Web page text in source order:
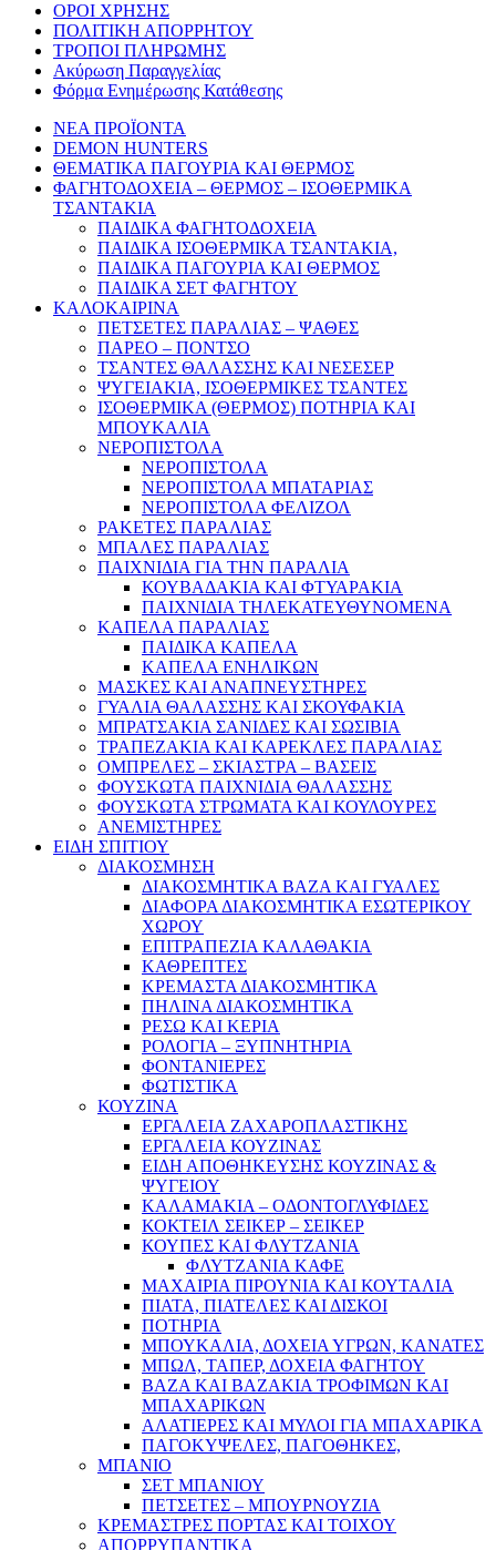
ΟΡΟΙ ΧΡΗΣΗΣ
ΠΟΛΙΤΙΚΗ ΑΠΟΡΡΗΤΟΥ
ΤΡΟΠΟΙ ΠΛΗΡΩΜΗΣ
Ακύρωση Παραγγελίας
Φόρμα Ενημέρωσης Κατάθεσης
ΝΕΑ ΠΡΟΪΟΝΤΑ
DEMON HUNTERS
ΘΕΜΑΤΙΚΑ ΠΑΓΟΥΡΙΑ ΚΑΙ ΘΕΡΜΟΣ
ΦΑΓΗΤΟΔΟΧΕΙΑ – ΘΕΡΜΟΣ – ΙΣΟΘΕΡΜΙΚΑ
ΤΣΑΝΤΑΚΙΑ
ΠΑΙΔΙΚΑ ΦΑΓΗΤΟΔΟΧΕΙΑ
ΠΑΙΔΙΚΑ ΙΣΟΘΕΡΜΙΚΑ ΤΣΑΝΤΑΚΙΑ,
ΠΑΙΔΙΚΑ ΠΑΓΟΥΡΙΑ ΚΑΙ ΘΕΡΜΟΣ
ΠΑΙΔΙΚΑ ΣΕΤ ΦΑΓΗΤΟΥ
ΚΑΛΟΚΑΙΡΙΝΑ
ΠΕΤΣΕΤΕΣ ΠΑΡΑΛΙΑΣ – ΨΑΘΕΣ
ΠΑΡΕΟ – ΠΟΝΤΣΟ
ΤΣΑΝΤΕΣ ΘΑΛΑΣΣΗΣ ΚΑΙ ΝΕΣΕΣΕΡ
ΨΥΓΕΙΑΚΙΑ, ΙΣΟΘΕΡΜΙΚΕΣ ΤΣΑΝΤΕΣ
ΙΣΟΘΕΡΜΙΚΑ (ΘΕΡΜΟΣ) ΠΟΤΗΡΙΑ ΚΑΙ
ΜΠΟΥΚΑΛΙΑ
ΝΕΡΟΠΙΣΤΟΛΑ
ΝΕΡΟΠΙΣΤΟΛΑ
ΝΕΡΟΠΙΣΤΟΛΑ ΜΠΑΤΑΡΙΑΣ
ΝΕΡΟΠΙΣΤΟΛΑ ΦΕΛΙΖΟΛ
ΡΑΚΕΤΕΣ ΠΑΡΑΛΙΑΣ
ΜΠΑΛΕΣ ΠΑΡΑΛΙΑΣ
ΠΑΙΧΝΙΔΙΑ ΓΙΑ ΤΗΝ ΠΑΡΑΛΙΑ
ΚΟΥΒΑΔΑΚΙΑ ΚΑΙ ΦΤΥΑΡΑΚΙΑ
ΠΑΙΧΝΙΔΙΑ ΤΗΛΕΚΑΤΕΥΘΥΝΟΜΕΝΑ
ΚΑΠΕΛΑ ΠΑΡΑΛΙΑΣ
ΠΑΙΔΙΚΑ ΚΑΠΕΛΑ
ΚΑΠΕΛΑ ΕΝΗΛΙΚΩΝ
ΜΑΣΚΕΣ ΚΑΙ ΑΝΑΠΝΕΥΣΤΗΡΕΣ
ΓΥΑΛΙΑ ΘΑΛΑΣΣΗΣ ΚΑΙ ΣΚΟΥΦΑΚΙΑ
ΜΠΡΑΤΣΑΚΙΑ ΣΑΝΙΔΕΣ ΚΑΙ ΣΩΣΙΒΙΑ
ΤΡΑΠΕΖΑΚΙΑ ΚΑΙ ΚΑΡΕΚΛΕΣ ΠΑΡΑΛΙΑΣ
ΟΜΠΡΕΛΕΣ – ΣΚΙΑΣΤΡΑ – ΒΑΣΕΙΣ
ΦΟΥΣΚΩΤΑ ΠΑΙΧΝΙΔΙΑ ΘΑΛΑΣΣΗΣ
ΦΟΥΣΚΩΤΑ ΣΤΡΩΜΑΤΑ ΚΑΙ ΚΟΥΛΟΥΡΕΣ
ΑΝΕΜΙΣΤΗΡΕΣ
ΕΙΔΗ ΣΠΙΤΙΟΥ
ΔΙΑΚΟΣΜΗΣΗ
ΔΙΑΚΟΣΜΗΤΙΚΑ ΒΑΖΑ ΚΑΙ ΓΥΑΛΕΣ
ΔΙΑΦΟΡΑ ΔΙΑΚΟΣΜΗΤΙΚΑ ΕΣΩΤΕΡΙΚΟΥ
ΧΩΡΟΥ
ΕΠΙΤΡΑΠΕΖΙΑ ΚΑΛΑΘΑΚΙΑ
ΚΑΘΡΕΠΤΕΣ
ΚΡΕΜΑΣΤΑ ΔΙΑΚΟΣΜΗΤΙΚΑ
ΠΗΛΙΝΑ ΔΙΑΚΟΣΜΗΤΙΚΑ
ΡΕΣΩ ΚΑΙ ΚΕΡΙΑ
ΡΟΛΟΓΙΑ – ΞΥΠΝΗΤΗΡΙΑ
ΦΟΝΤΑΝΙΕΡΕΣ
ΦΩΤΙΣΤΙΚΑ
ΚΟΥΖΙΝΑ
ΕΡΓΑΛΕΙΑ ΖΑΧΑΡΟΠΛΑΣΤΙΚΗΣ
ΕΡΓΑΛΕΙΑ ΚΟΥΖΙΝΑΣ
ΕΙΔΗ ΑΠΟΘΗΚΕΥΣΗΣ ΚΟΥΖΙΝΑΣ &
ΨΥΓΕΙΟΥ
ΚΑΛΑΜΑΚΙΑ – ΟΔΟΝΤΟΓΛΥΦΙΔΕΣ
ΚΟΚΤΕΙΛ ΣΕΙΚΕΡ – ΣΕΙΚΕΡ
ΚΟΥΠΕΣ ΚΑΙ ΦΛΥΤΖΑΝΙΑ
ΦΛΥΤΖΑΝΙΑ ΚΑΦΕ
ΜΑΧΑΙΡΙΑ ΠΙΡΟΥΝΙΑ ΚΑΙ ΚΟΥΤΑΛΙΑ
ΠΙΑΤΑ, ΠΙΑΤΕΛΕΣ ΚΑΙ ΔΙΣΚΟΙ
ΠΟΤΗΡΙΑ
ΜΠΟΥΚΑΛΙΑ, ΔΟΧΕΙΑ ΥΓΡΩΝ, ΚΑΝΑΤΕΣ
ΜΠΩΛ, ΤΑΠΕΡ, ΔΟΧΕΙΑ ΦΑΓΗΤΟΥ
ΒΑΖΑ ΚΑΙ ΒΑΖΑΚΙΑ ΤΡΟΦΙΜΩΝ ΚΑΙ
ΜΠΑΧΑΡΙΚΩΝ
ΑΛΑΤΙΕΡΕΣ ΚΑΙ ΜΥΛΟΙ ΓΙΑ ΜΠΑΧΑΡΙΚΑ
ΠΑΓΟΚΥΨΕΛΕΣ, ΠΑΓΟΘΗΚΕΣ,
ΜΠΑΝΙΟ
ΣΕΤ ΜΠΑΝΙΟΥ
ΠΕΤΣΕΤΕΣ – ΜΠΟΥΡΝΟΥΖΙΑ
ΚΡΕΜΑΣΤΡΕΣ ΠΟΡΤΑΣ ΚΑΙ ΤΟΙΧΟΥ
ΑΠΟΡΡΥΠΑΝΤΙΚΑ